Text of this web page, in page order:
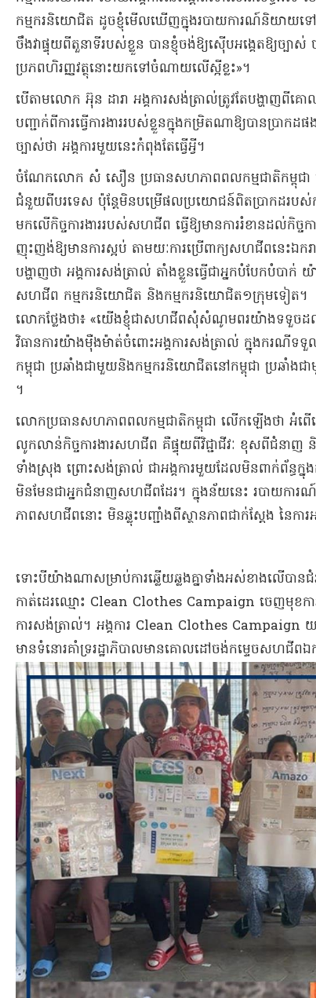
កម្មករនិយោជិត ដូច​ខ្ញុំ​មើលឃើញ​ក្នុង​របាយការណ៍​និយា
ចឹ​ង​វា​ផ្ទុយ​ពី​តួនាទី​របស់ខ្លួន បាន​ខ្ញុំ​ចង់ឱ្យ​ស៊ើប​អ​ង្គេ​ត​ឱ្យ​ច្ប
ប្រភព​ហិរញ្ញវត្ថុ​នោះ​យកទៅ​ចំណាយ​លើ​ស្អី​ខ្លះ​»​។​
បើតាម​លោក អ៊ុន ដា​រា អង្គ​ការសង់​ត្រា​ល់​ត្រូវតែ​បង្ហាញ​ពី​
បញ្ជាក់​ពី​ការធ្វើការងារ​របស់ខ្លួន​ក្នុង​កម្រិតណា​ឱ្យបាន​ប្រា
ច្បាស់​ថា អង្គការ​មួយ​នេះ​កំពុងតែ​ធ្វើ​អ្វី​។​
ចំណែក​លោក សំ សឿន ប្រធាន​សហភាព​ពលកម្ម​ជាតិ​កម្ពុជា
ជំនួយ​ពី​បរទេស ប៉ុន្តែ​មិន​បម្រើ​ផលប្រយោជន៍​ពិតប្រាកដ​របស់​
មកលើ​កិច្ចការងារ​របស់​សហ​ជីព ធ្វើឱ្យមាន​ការរំខាន​ដល់​កិ
ញុះញង់​ឱ្យ​មានការ​ស្អប់ តាម​យៈ​ការប្រើ​ពាក្យ​សហជីព​នេះ​ឯក
បង្ហាញថា អង្គ​ការសង់​ត្រា​ល់ តាំងខ្លួន​ធ្វើជា​អ្នក​បំបែកបំបា
សហជីព កម្មករនិយោជិត និង​កម្មករនិយោជិត​១​ក្រុម​ទៀត​។​
លោក​ថ្លែងថា​៖ «​យើងខ្ញុំ​ជា​សហជីព​សុំ​សំណូមពរ​យ៉ាង​ទ​ទួ​ច​ដល់​
វិធានការ​យ៉ាង​ម៉ឺងម៉ាត់​ចំពោះ​អង្គ​ការសង់​ត្រា​ល់ ក្នុងករណី​ទ
កម្ពុជា ប្រឆាំង​ជាមួយនិង​កម្មករនិយោជិត​នៅ​កម្ពុជា ប្រឆាំង​ជា
។​
លោក​ប្រធាន​សហភាព​ពលកម្ម​ជាតិ​កម្ពុជា លើកឡើងថា អំពើ​ជ្
លូកលាន់​កិច្ចការងារ​សហជីព គឺ​ផ្ទុយ​ពី​វិជ្ជាជីវៈ ខុសពី​ជំនាញ និ
ទាំងស្រុង ព្រោះ​សង់​ត្រា​ល់ ជា​អង្គការ​មួយ​ដែល​មិន​ពាក់ព័ន្ធ​
មិនមែនជា​អ្នកជំនាញ​សហជីព​ដែរ​។ ក្នុងន័យនេះ របាយកា
ភាព​សហជីព​នោះ មិន​ឆ្លុះ​ប​ញ្ជាំ​ង​ពី​ស្ថានភាព​ជាក់ស្តែង នៃ​កា
ទោះបីយ៉ាងណាសម្រាប់​ការឆ្លើយ​ឆ្លង​គ្នា​ទាំងអស់​ខាងលើ​ប
កាត់ដេរ​ឈ្មោះ Clean Clothes Campaign ចេញមុខ​កា
ការសង់​ត្រា​ល់​។ អង្គការ Clean Clothes
មាន​ទំនោរ​គាំទ្រ​រដ្ឋាភិបាល​មាន​គោលដៅ​ចង់​កម្ទេច​សហជីព​ឯក